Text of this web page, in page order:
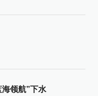
领航”下水